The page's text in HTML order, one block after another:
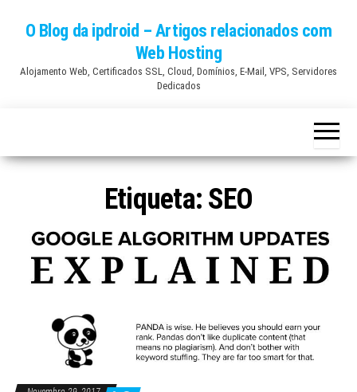
content
O Blog da ipdroid – Artigos relacionados com
Web Hosting
Alojamento Web, Certificados SSL, Cloud, Domínios, E-Mail, VPS, Servidores
Dedicados
Etiqueta: SEO